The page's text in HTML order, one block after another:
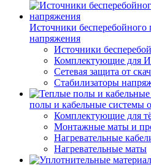
Источники бесперебойного
напряжения
Источники
Комплектующие для
Сетевая защита от
Стабилизаторы
полы и кабельные системы
Комплектующие для
Монтажные маты и
Нагревательные
Нагревательные маты